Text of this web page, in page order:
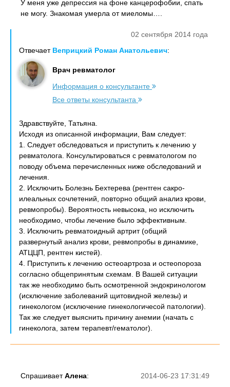
У меня уже депрессия на фоне канцерофобии, спать
не могу. Знакомая умерла от миеломы….
02 сентября 2014 года
Отвечает Веприцкий Роман Анатольевич:
Врач ревматолог
Информация о консультанте
Все ответы консультанта
Здравствуйте, Татьяна.
Исходя из описанной информации, Вам следует:
1. Следует обследоваться и приступить к лечению у
ревматолога. Консультироваться с ревматологом по
поводу объема перечисленных ниже обследований и
лечения.
2. Исключить Болезнь Бехтерева (рентген сакро-
илеальных сочлетений, повторно общий анализ крови,
ревмопробы). Вероятность невысока, но исключить
необходимо, чтобы лечение было эффективным.
3. Исключить ревматоидный артрит (общий
развернутый анализ крови, ревмопробы в динамике,
АТЦЦП, рентген кистей).
4. Приступить к лечению остеоартроза и остеопороза
согласно общепринятым схемам. В Вашей ситуации
так же необходимо быть осмотренной эндокринологом
(исключение заболеваний щитовидной железы) и
гинекологом (исключение гинекологичесой патологии).
Так же следует выяснить причину анемии (начать с
гинеколога, затем терапевт/гематолог).
2014-06-23 17:31:49
СпрашиваетАлена: